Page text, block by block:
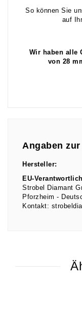
So können Sie
auf
Wir haben alle
von 28
Angaben
Hersteller:
EU-
Strobel Diamant
Pforzheim
Kontakt: